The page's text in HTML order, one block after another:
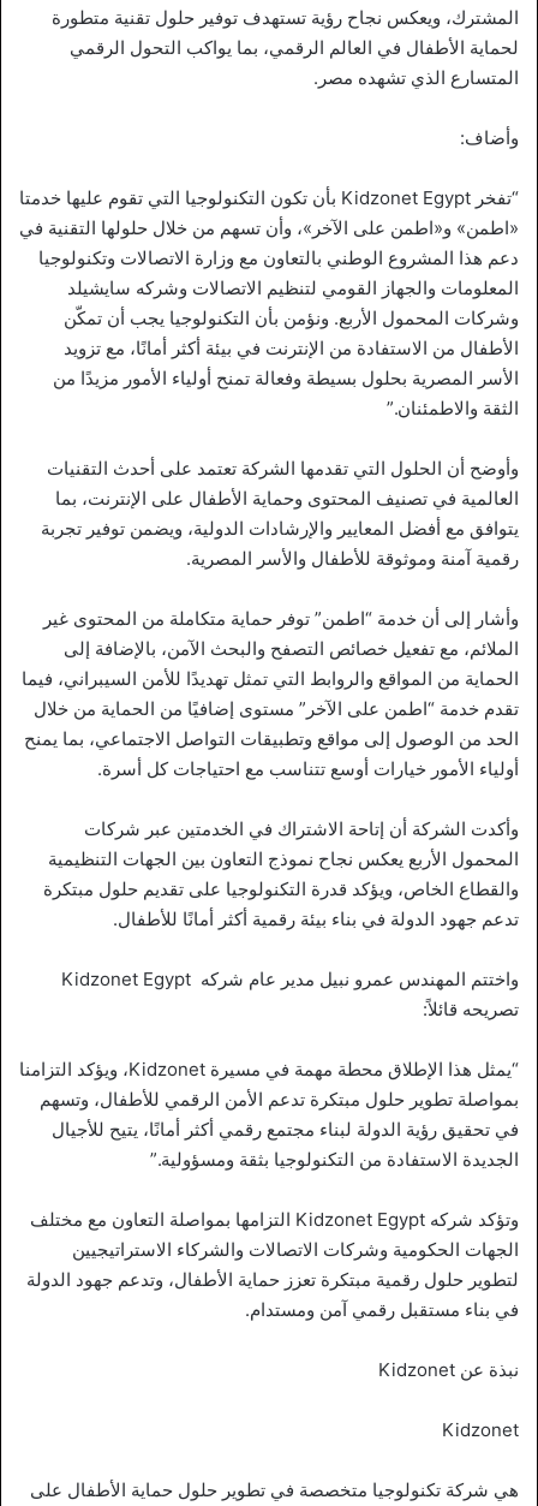
المشترك، ويعكس نجاح رؤية تستهدف توفير حلول تقنية متطورة
لحماية الأطفال في العالم الرقمي، بما يواكب التحول الرقمي
المتسارع الذي تشهده مصر.
وأضاف:
“تفخر Kidzonet Egypt بأن تكون التكنولوجيا التي تقوم عليها خدمتا
«اطمن» و«اطمن على الآخر»، وأن تسهم من خلال حلولها التقنية في
دعم هذا المشروع الوطني بالتعاون مع وزارة الاتصالات وتكنولوجيا
المعلومات والجهاز القومي لتنظيم الاتصالات وشركه سايشيلد
وشركات المحمول الأربع. ونؤمن بأن التكنولوجيا يجب أن تمكّن
الأطفال من الاستفادة من الإنترنت في بيئة أكثر أمانًا، مع تزويد
الأسر المصرية بحلول بسيطة وفعالة تمنح أولياء الأمور مزيدًا من
الثقة والاطمئنان.”
وأوضح أن الحلول التي تقدمها الشركة تعتمد على أحدث التقنيات
العالمية في تصنيف المحتوى وحماية الأطفال على الإنترنت، بما
يتوافق مع أفضل المعايير والإرشادات الدولية، ويضمن توفير تجربة
رقمية آمنة وموثوقة للأطفال والأسر المصرية.
وأشار إلى أن خدمة “اطمن” توفر حماية متكاملة من المحتوى غير
الملائم، مع تفعيل خصائص التصفح والبحث الآمن، بالإضافة إلى
الحماية من المواقع والروابط التي تمثل تهديدًا للأمن السيبراني، فيما
تقدم خدمة “اطمن على الآخر” مستوى إضافيًا من الحماية من خلال
الحد من الوصول إلى مواقع وتطبيقات التواصل الاجتماعي، بما يمنح
أولياء الأمور خيارات أوسع تتناسب مع احتياجات كل أسرة.
وأكدت الشركة أن إتاحة الاشتراك في الخدمتين عبر شركات
المحمول الأربع يعكس نجاح نموذج التعاون بين الجهات التنظيمية
والقطاع الخاص، ويؤكد قدرة التكنولوجيا على تقديم حلول مبتكرة
تدعم جهود الدولة في بناء بيئة رقمية أكثر أمانًا للأطفال.
واختتم المهندس عمرو نبيل مدير عام شركه Kidzonet Egypt
تصريحه قائلاً:
“يمثل هذا الإطلاق محطة مهمة في مسيرة Kidzonet، ويؤكد التزامنا
بمواصلة تطوير حلول مبتكرة تدعم الأمن الرقمي للأطفال، وتسهم
في تحقيق رؤية الدولة لبناء مجتمع رقمي أكثر أمانًا، يتيح للأجيال
الجديدة الاستفادة من التكنولوجيا بثقة ومسؤولية.”
وتؤكد شركه Kidzonet Egypt التزامها بمواصلة التعاون مع مختلف
الجهات الحكومية وشركات الاتصالات والشركاء الاستراتيجيين
لتطوير حلول رقمية مبتكرة تعزز حماية الأطفال، وتدعم جهود الدولة
في بناء مستقبل رقمي آمن ومستدام.
نبذة عن Kidzonet
Kidzonet
هي شركة تكنولوجيا متخصصة في تطوير حلول حماية الأطفال على